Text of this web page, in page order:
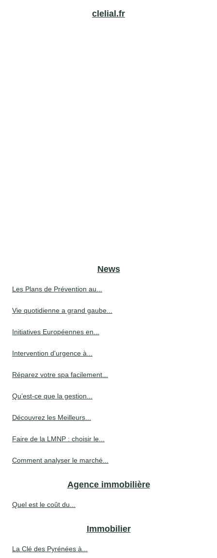
clelial.fr
News
Les Plans de Prévention au...
Vie quotidienne a grand gaube...
Initiatives Européennes en...
Intervention d'urgence à...
Réparez votre spa facilement...
Qu’est-ce que la gestion...
Découvrez les Meilleurs...
Faire de la LMNP : choisir le...
Comment analyser le marché...
Agence immobilière
Quel est le coût du...
Immobilier
La Clé des Pyrénées à...